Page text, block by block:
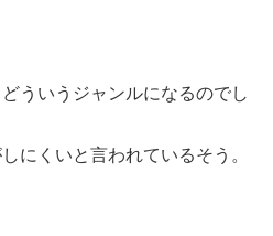
ういうジャンルになるのでし
にくいと言われているそう。